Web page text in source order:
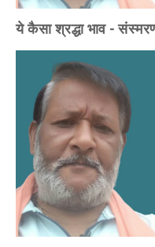
ये कैसा श्रद्धा भाव -